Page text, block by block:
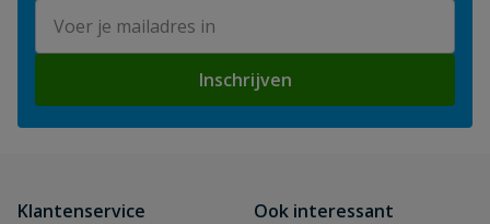
Inschrijven
Klantenservice
Ook interessant